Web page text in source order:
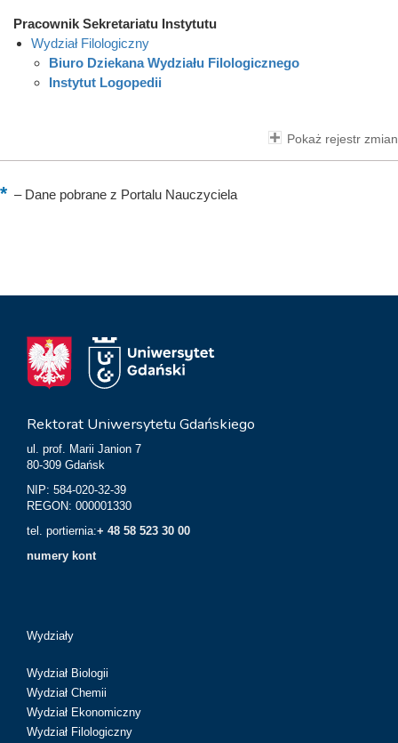
Pracownik Sekretariatu Instytutu
Wydział Filologiczny
Biuro Dziekana Wydziału Filologicznego
Instytut Logopedii
Pokaż rejestr zmian
–Dane pobrane z Portalu Nauczyciela
Rektorat Uniwersytetu Gdańskiego
ul. prof. Marii Janion 7
80-309 Gdańsk
NIP: 584-020-32-39
REGON: 000001330
tel. portiernia:+ 48 58 523 30 00
numery kont
Wydziały
Wydział Biologii
Wydział Chemii
Wydział Ekonomiczny
Wydział Filologiczny